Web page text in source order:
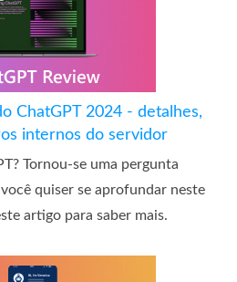
ChatGPT 2024 - detalhes,
internos do servidor
Tornou-se uma pergunta
quiser se aprofundar neste
artigo para saber mais.